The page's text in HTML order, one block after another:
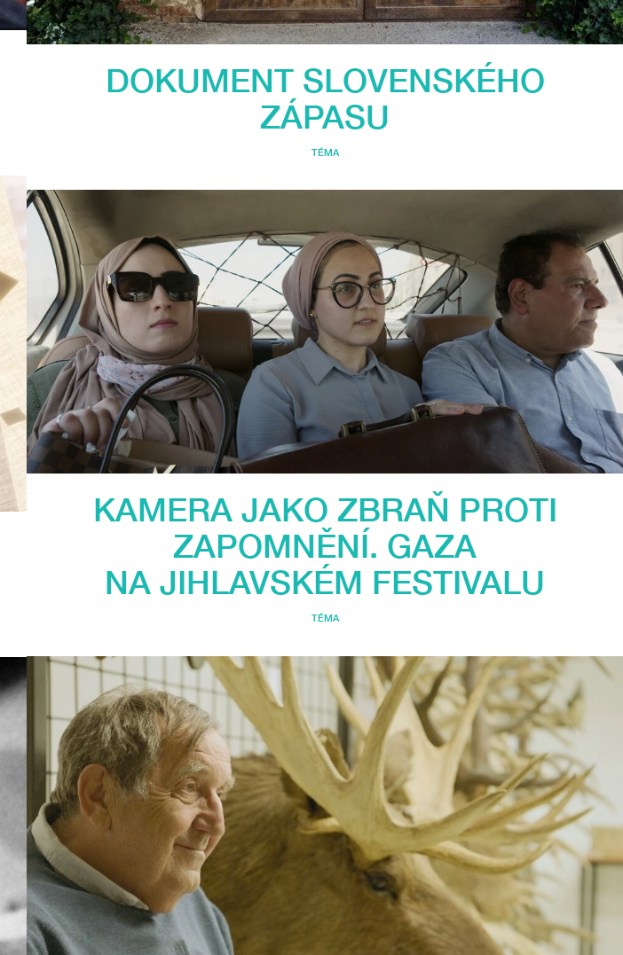
DOKUMENT SLOVENSKÉHO
ZÁPASU
TÉMA
KAMERA JAKO ZBRAŇ PROTI
ZAPOMNĚNÍ. GAZA
NA JIHLAVSKÉM FESTIVALU
TÉMA